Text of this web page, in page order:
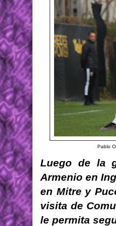
Pablo
Luego de la
Armenio en
en Mitre y
visita de
le permita